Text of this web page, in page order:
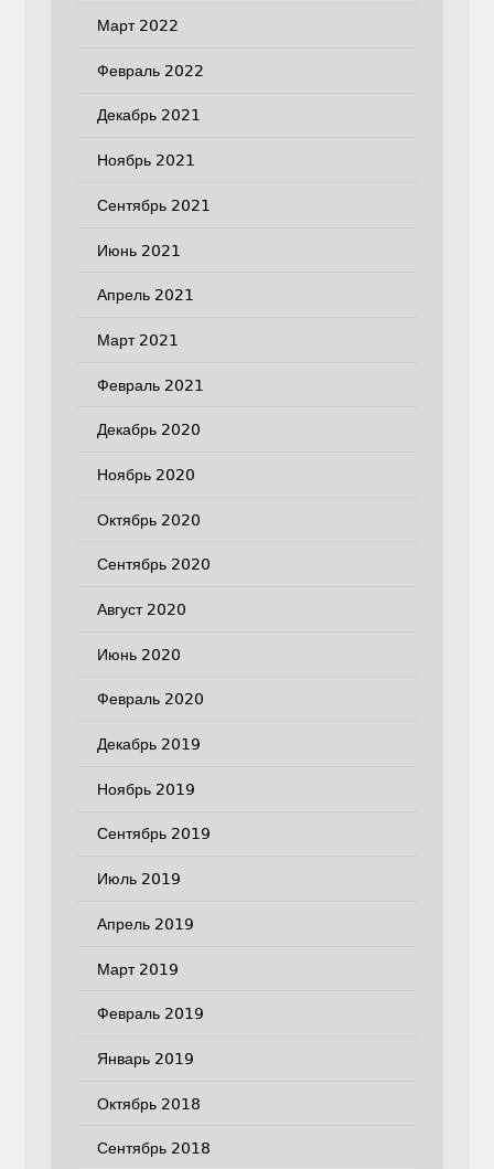
Март 2022
Февраль 2022
Декабрь 2021
Ноябрь 2021
Сентябрь 2021
Июнь 2021
Апрель 2021
Март 2021
Февраль 2021
Декабрь 2020
Ноябрь 2020
Октябрь 2020
Сентябрь 2020
Август 2020
Июнь 2020
Февраль 2020
Декабрь 2019
Ноябрь 2019
Сентябрь 2019
Июль 2019
Апрель 2019
Март 2019
Февраль 2019
Январь 2019
Октябрь 2018
Сентябрь 2018